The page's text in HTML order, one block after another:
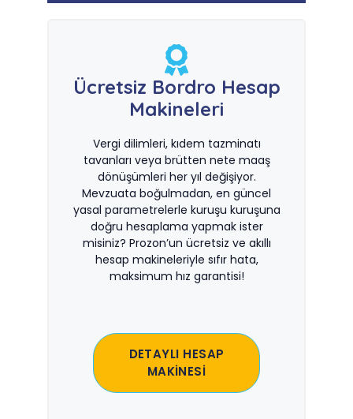
Ücretsiz Bordro Hesap
Makineleri
Vergi dilimleri, kıdem tazminatı
tavanları veya brütten nete maaş
dönüşümleri her yıl değişiyor.
Mevzuata boğulmadan, en güncel
yasal parametrelerle kuruşu kuruşuna
doğru hesaplama yapmak ister
misiniz? Prozon’un ücretsiz ve akıllı
hesap makineleriyle sıfır hata,
maksimum hız garantisi!
DETAYLI HESAP
MAKİNESİ